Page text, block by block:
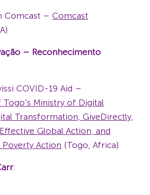
Comcast – Comcast
– Reconhecimento
COVID-19 Aid –
Ministry of Digital
Transformation, GiveDirectly,
Global Action, and
Action (Togo, Africa)
: